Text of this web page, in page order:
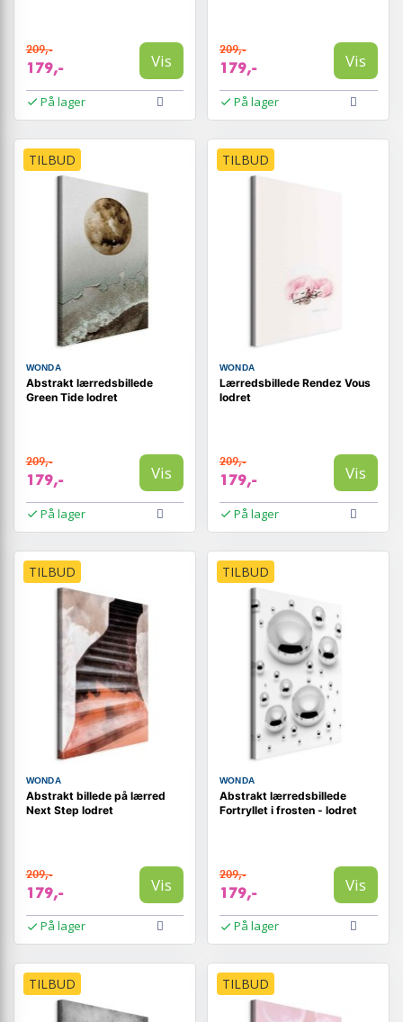
209,-
179,- Vis
På lager
209,-
179,- Vis
På lager
TILBUD
WONDA
Abstrakt lærredsbillede
Green Tide lodret
209,-
179,- Vis
På lager
TILBUD
WONDA
Lærredsbillede Rendez Vous
lodret
209,-
179,- Vis
På lager
TILBUD
WONDA
Abstrakt billede på lærred
Next Step lodret
209,-
179,- Vis
På lager
TILBUD
WONDA
Abstrakt lærredsbillede
Fortryllet i frosten - lodret
209,-
179,- Vis
På lager
TILBUD TILBUD